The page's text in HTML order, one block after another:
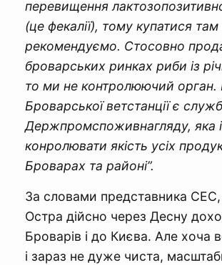
перевищення
(це фекалії), тому купатися там
рекомендуємо. Стосовно
броварських ринках риби із
то ми не контролюючий орган.
Броварської ветстанції є
Держпромспоживнагляду, яка
конролювати якість усіх
Броварах та районі”.
За словами представника
Остра дійсно через Десну
Броварів і до Києва. Але хоча
і зараз не дуже чиста,